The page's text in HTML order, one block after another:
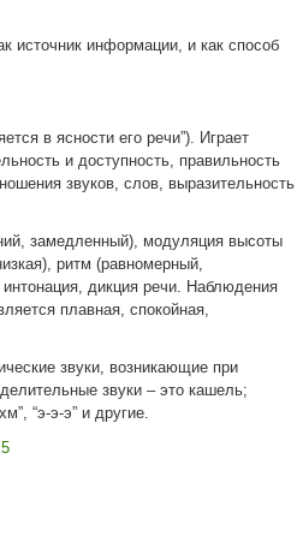
источник информации, и как способ
в ясности его речи”). Играет
и доступность, правильность
звуков, слов, выразительность
замедленный), модуляция высоты
ритм (равномерный,
дикция речи. Наблюдения
плавная, спокойная,
звуки, возникающие при
звуки – это кашель;
“э-э-э” и другие.
5